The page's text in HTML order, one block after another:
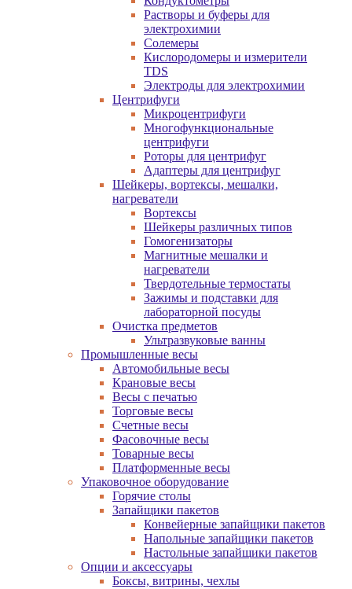
Растворы и буферы для
электрохимии
Солемеры
Кислородомеры и измерители
TDS
Электроды для электрохимии
Центрифуги
Микроцентрифуги
Многофункциональные
центрифуги
Роторы для центрифуг
Адаптеры для центрифуг
Шейкеры, вортексы, мешалки,
нагреватели
Вортексы
Шейкеры различных типов
Гомогенизаторы
Магнитные мешалки и
нагреватели
Твердотельные термостаты
Зажимы и подставки для
лабораторной посуды
Очистка предметов
Ультразвуковые ванны
Промышленные весы
Автомобильные весы
Крановые весы
Весы с печатью
Торговые весы
Счетные весы
Фасовочные весы
Товарные весы
Платформенные весы
Упаковочное оборудование
Горячие столы
Запайщики пакетов
Конвейерные запайщики пакетов
Напольные запайщики пакетов
Настольные запайщики пакетов
Опции и аксессуары
Боксы, витрины, чехлы